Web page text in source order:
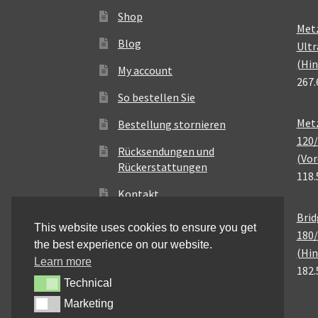
Shop
Blog
My account
So bestellen Sie
Bestellung stornieren
Rücksendungen und
Rückerstattungen
Kontakt
This website uses cookies to ensure you get
the best experience on our website.
Learn more
TechnicalTechnical
MarketingMarketing